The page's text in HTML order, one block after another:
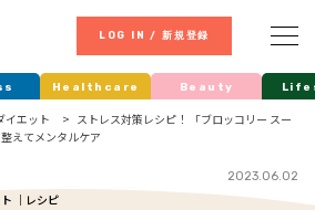
LOG IN / 新規登録
Healthcare Beauty
イエット
ストレス対策レシピ！ 「ブロッコリー スー
えてメンタルケア
｜レシピ
2023.06.02